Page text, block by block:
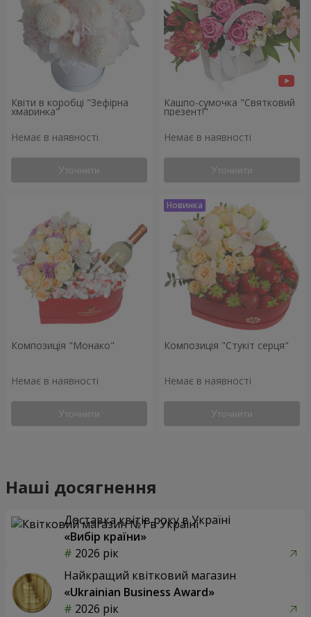
Квіти в коробці "Зефірна
хмаринка"
Немає в наявності
Уточнити
Кашпо-сумочка "Святковий
презент!"
Немає в наявності
Уточнити
Композиція "Монако"
Немає в наявності
Уточнити
Композиція "Стукіт серця"
Немає в наявності
Уточнити
Наші досягнення
Доставка квітів року в Україні
«Вибір країни»
2026 рік
Найкращий квітковий магазин
«Ukrainian Business Award»
2026 рік